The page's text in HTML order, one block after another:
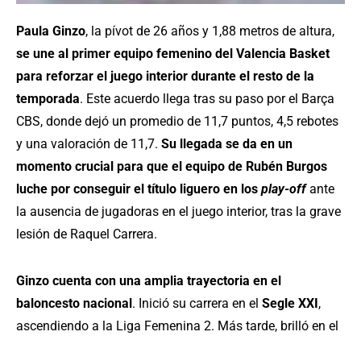
Paula Ginzo, la pívot de 26 años y 1,88 metros de altura,
se une al primer equipo femenino del Valencia Basket
para reforzar el juego interior durante el resto de la
temporada. Este acuerdo llega tras su paso por el Barça
CBS, donde dejó un promedio de 11,7 puntos, 4,5 rebotes
y una valoración de 11,7. Su llegada se da en un
momento crucial para que el equipo de Rubén Burgos
luche por conseguir el título liguero en los play-offante
la ausencia de jugadoras en el juego interior, tras la grave
lesión de Raquel Carrera.
Ginzo cuenta con una amplia trayectoria en el
baloncesto nacional . Inició su carrera en el Segle XXI ,
ascendiendo a la Liga Femenina 2. Más tarde, brilló en el